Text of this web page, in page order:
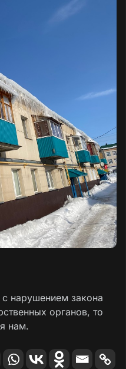
нарушением закона
органов, то
нам.